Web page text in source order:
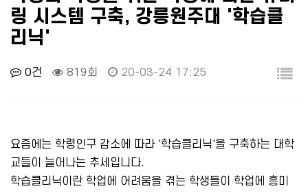
링 시스템 구축, 강릉원주대 '학습클
리닉'
0건 819회 20-03-24 17:25
요즘에는 학령인구 감소에 따라 '학습클리닉'을 구축하는 대학
교들이 늘어나는 추세입니다.
학습클리닉이란 학업에 어려움을 겪는 학생들이 학업에 흥미